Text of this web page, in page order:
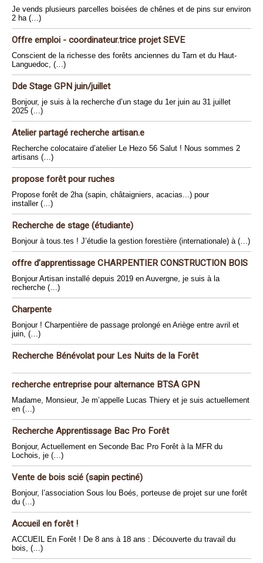
Je vends plusieurs parcelles boisées de chênes et de pins sur environ
2 ha (…)
Offre emploi - coordinateur.trice projet SEVE
Conscient de la richesse des forêts anciennes du Tarn et du Haut-
Languedoc, (…)
Dde Stage GPN juin/juillet
Bonjour, je suis à la recherche d’un stage du 1er juin au 31 juillet
2025 (…)
Atelier partagé recherche artisan.e
Recherche colocataire d’atelier Le Hezo 56 Salut ! Nous sommes 2
artisans (…)
propose forêt pour ruches
Propose forêt de 2ha (sapin, châtaigniers, acacias...) pour
installer (…)
Recherche de stage (étudiante)
Bonjour à tous.tes ! J’étudie la gestion forestière (internationale) à (…)
offre d’apprentissage CHARPENTIER CONSTRUCTION BOIS
Bonjour Artisan installé depuis 2019 en Auvergne, je suis à la
recherche (…)
Charpente
Bonjour ! Charpentière de passage prolongé en Ariège entre avril et
juin, (…)
Recherche Bénévolat pour Les Nuits de la Forêt
recherche entreprise pour alternance BTSA GPN
Madame, Monsieur, Je m’appelle Lucas Thiery et je suis actuellement
en (…)
Recherche Apprentissage Bac Pro Forêt
Bonjour, Actuellement en Seconde Bac Pro Forêt à la MFR du
Lochois, je (…)
Vente de bois scié (sapin pectiné)
Bonjour, l’association Sous lou Boés, porteuse de projet sur une forêt
du (…)
Accueil en forêt !
ACCUEIL En Forêt ! De 8 ans à 18 ans : Découverte du travail du
bois, (…)